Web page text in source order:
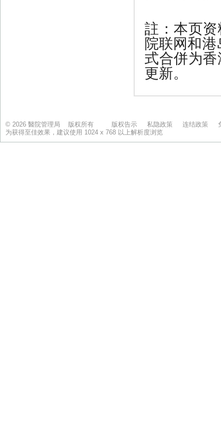
© 2026 醫院管理局 版权所有 版权告示 私隐政策 连结政策
为获得至佳效果，建议使用 1024 x 768 以上解析度浏览